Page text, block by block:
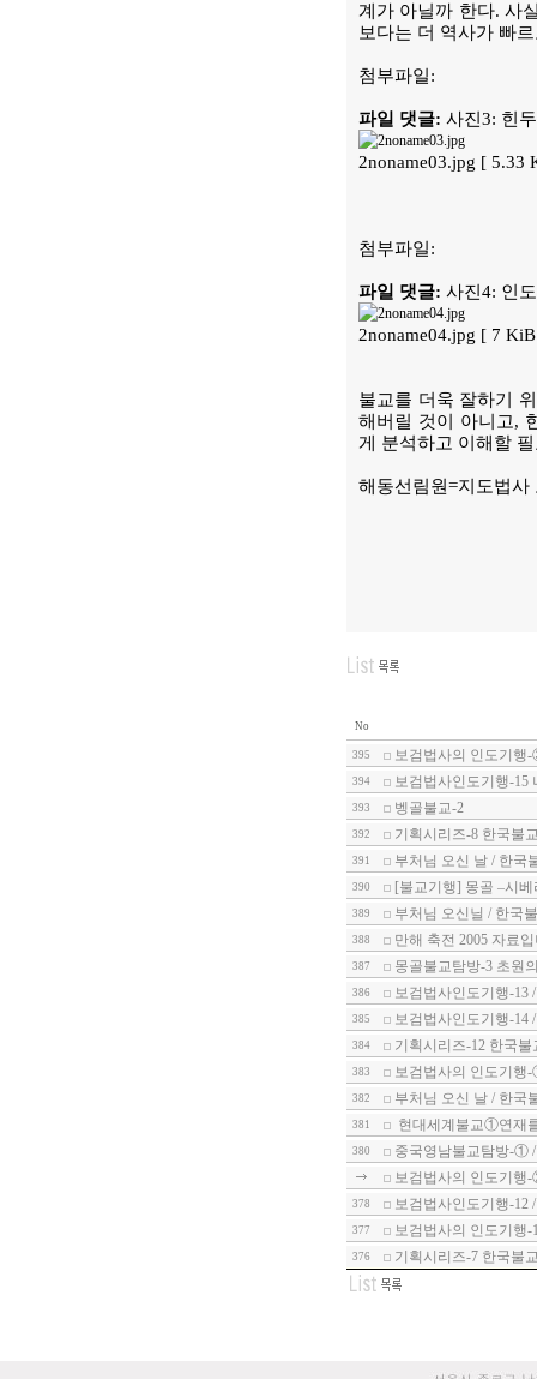
계가 아닐까 한다. 사
보다는 더 역사가 빠
첨부파일:
파일 댓글: 사진3: 힌
2noname03.jpg [ 5.33
첨부파일:
파일 댓글: 사진4: 인
2noname04.jpg [ 7
불교를 더욱 잘하기
해버릴 것이 아니고,
게 분석하고 이해할
해동선림원=지도법사
No
395 보검법사의 인도기행
394 보검법사인도기행-15
393 벵골불교-2
392 기획시리즈-8 한국불
391 부처님 오신 날 / 한국
390 [불교기행] 몽골 –시
389 부처님 오신닐 / 한국
388 만해 축전 2005 자료
387 몽골불교탐방-3 초원
386 보검법사인도기행-13
385 보검법사인도기행-14
384 기획시리즈-12 한국
383 보검법사의 인도기행
382 부처님 오신 날 / 한국
381 현대세계불교①연재
380
중국영남불교탐방-①
보검법사의 인도기행
378 보검법사인도기행-12
377 보검법사의 인도기행
376 기획시리즈-7 한국불